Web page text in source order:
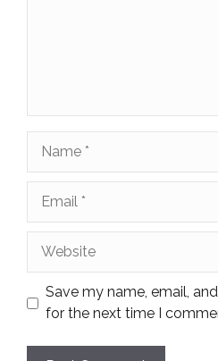
Save my name, email,
for the next time I